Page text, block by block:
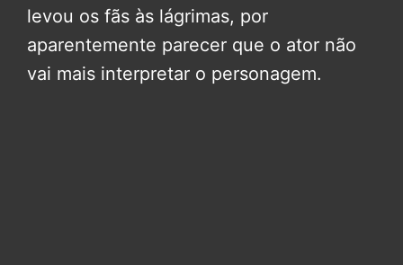
levou os fãs às lágrimas, por
aparentemente parecer que o ator não
vai mais interpretar o personagem.